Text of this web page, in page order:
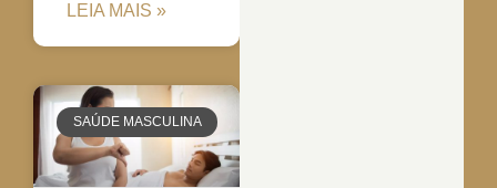
LEIA MAIS »
SAÚDE MASCULINA